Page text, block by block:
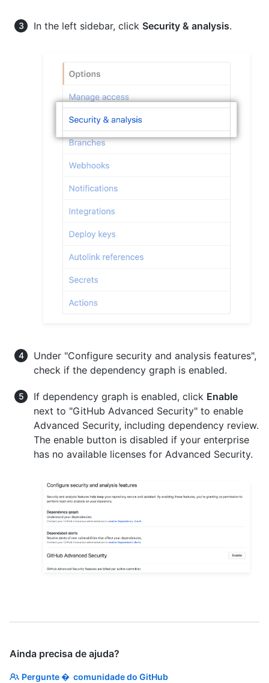
In the left sidebar, click Security & analysis.
Under "Configure security and analysis features",
check if the dependency graph is enabled.
If dependency graph is enabled, click Enable
next to "GitHub Advanced Security" to enable
Advanced Security, including dependency review.
The enable button is disabled if your enterprise
has no available licenses for Advanced Security.
Ainda precisa de ajuda?
Pergunte � comunidade do GitHub